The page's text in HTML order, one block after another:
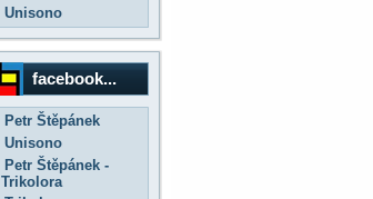
Unisono
facebook...
Petr Štěpánek
Unisono
Petr Štěpánek -
Trikolora